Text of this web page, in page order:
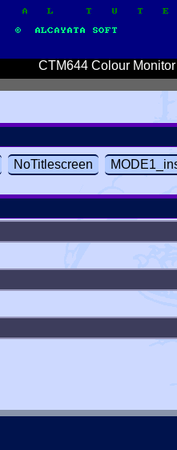
CTM644 Colour Monitor
NoTitlescreen